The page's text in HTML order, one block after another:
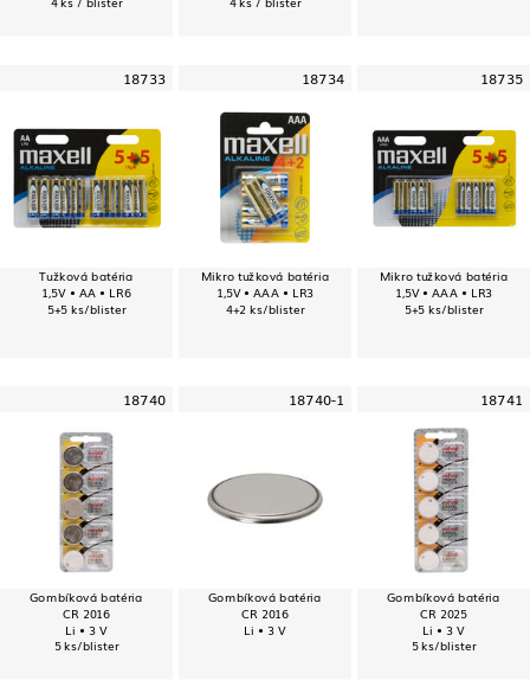
18733
Tužková batéria
1,5V • AA • LR6
5+5 ks/blister
18734
Mikro tužková batéria
1,5V • AAA • LR3
4+2 ks/blister
18735
Mikro tužková batéria
1,5V • AAA • LR3
5+5 ks/blister
18740
Gombíková batéria
CR 2016
Li • 3 V
5 ks/blister
18740-1
Gombíková batéria
CR 2016
Li • 3 V
18741
Gombíková batéria
CR 2025
Li • 3 V
5 ks/blister